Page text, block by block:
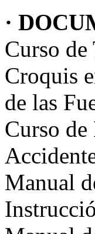
·
Curso
Croquis
de las
Curso
Manual